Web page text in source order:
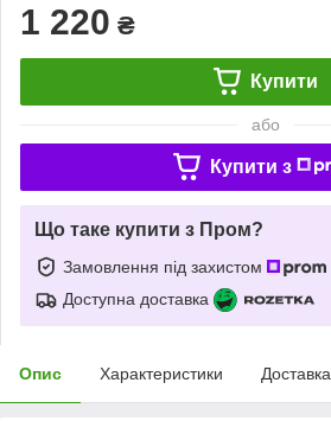
1 220 ₴
Купити
або
Купити з
Що таке купити з Пром?
Замовлення під захистом
Доступна доставка
Опис Характеристики Доставка